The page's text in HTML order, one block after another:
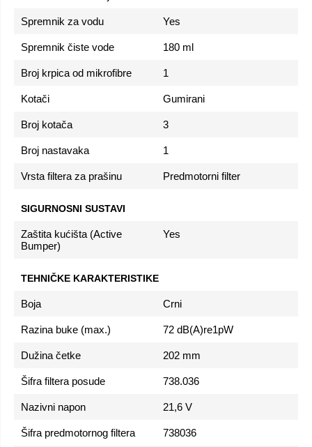
Spremnik za vodu Yes
Spremnik čiste vode 180 ml
Broj krpica od mikrofibre 1
Kotači Gumirani
Broj kotača 3
Broj nastavaka 1
Vrsta filtera za prašinu Predmotorni filter
SIGURNOSNI SUSTAVI
Zaštita kućišta (Active
Bumper)
Yes
TEHNIČKE KARAKTERISTIKE
Boja Crni
Razina buke (max.) 72 dB(A)re1pW
Dužina četke 202 mm
Šifra filtera posude 738.036
Nazivni napon 21,6 V
Šifra predmotornog filtera 738036